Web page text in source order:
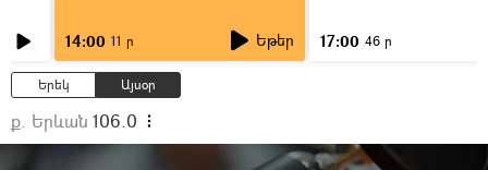
14:00 11 ր Եթեր 17:00 46 ր
Երեկ Այսօր
ք. Երևան 106.0